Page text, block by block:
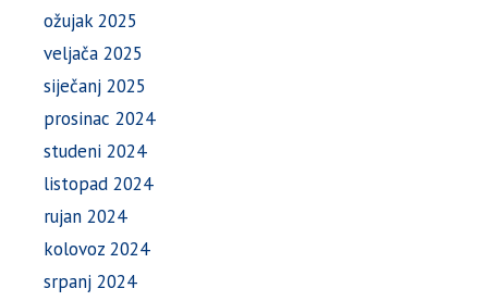
ožujak 2025
veljača 2025
siječanj 2025
prosinac 2024
studeni 2024
listopad 2024
rujan 2024
kolovoz 2024
srpanj 2024